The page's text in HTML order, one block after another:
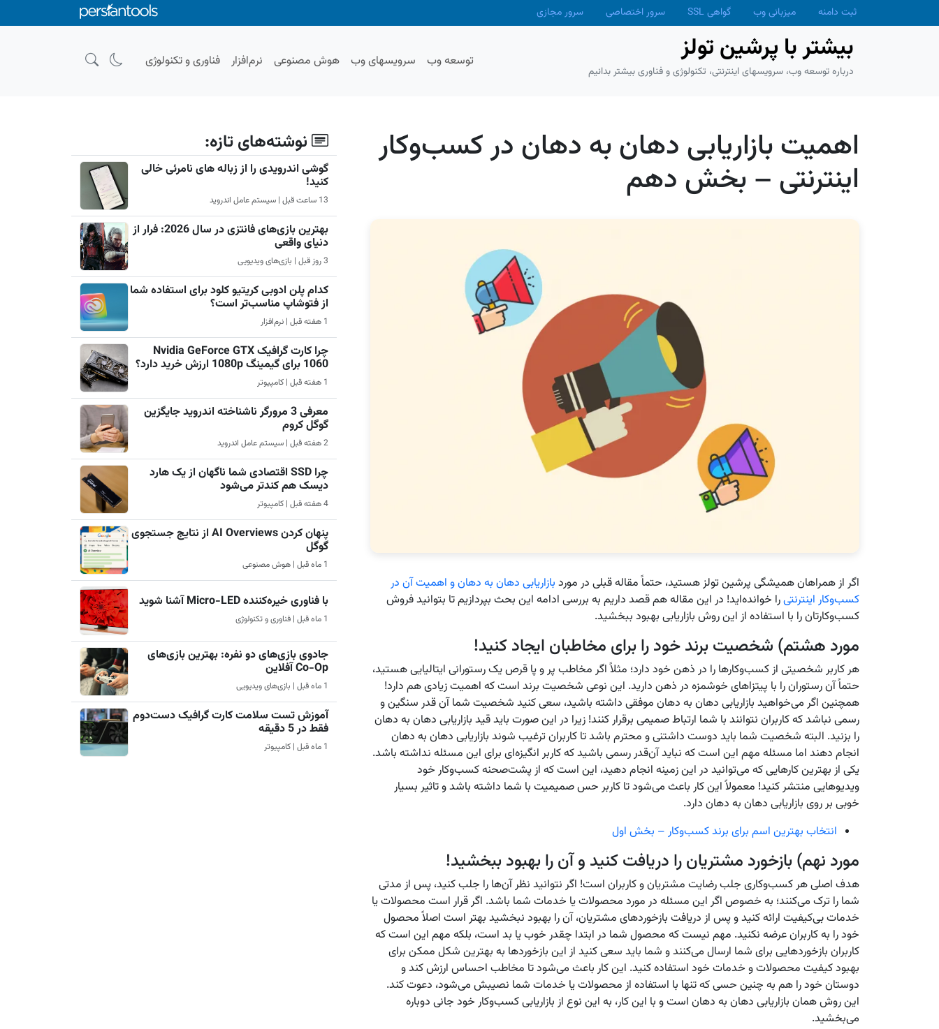
Skip to main contentثبت دامنه میزبانی وب گواهی SSL سرور اختصاصی سرور مجازی
بیشتر با پرشین تولز
درباره توسعه وب، سرویسهای اینترنتی، تکنولوژی و فناوری بیشتر بدانیم
توسعه وب سرویسهای وب هوش مصنوعی نرم‌افزار فناوری و تکنولوژی
اهمیت بازاریابی دهان به دهان در کسب‌وکار
اینترنتی – بخش دهم
اگر از همراهان همیشگی پرشین تولز هستید، حتماً مقاله قبلی در مورد بازاریابی دهان به دهان و اهمیت آن در
کسب‌وکار اینترنتیرا خوانده‌اید! در این مقاله هم قصد داریم به بررسی ادامه این بحث بپردازیم تا بتوانید فروش
کسب‌وکارتان را با استفاده از این روش بازاریابی بهبود ببخشید.
مورد هشتم) شخصیت برند خود را برای مخاطبان ایجاد کنید!
هر کاربر شخصیتی از کسب‌وکارها را در ذهن خود دارد؛ مثلاً اگر مخاطب پر و پا قرص یک رستورانی ایتالیایی هستید،
حتماً آن رستوران را با پیتزاهای خوشمزه در ذهن دارید. این نوعی شخصیت برند است که اهمیت زیادی هم دارد!
همچنین اگر می‌خواهید بازاریابی دهان به دهان موفقی داشته باشید، سعی کنید شخصیت شما آن قدر سنگین و
رسمی نباشد که کاربران نتوانند با شما ارتباط صمیمی برقرار کنند! زیرا در این صورت باید قید بازاریابی دهان به دهان
را بزنید. البته شخصیت شما باید دوست داشتنی و محترم باشد تا کاربران ترغیب شوند بازاریابی دهان به دهان
انجام دهند اما مسئله مهم این است که نباید آن‌قدر رسمی باشید که کاربر انگیزه‌ای برای این مسئله نداشته باشد.
یکی از بهترین کارهایی که می‌توانید در این زمینه انجام دهید، این است که از پشت‌صحنه کسب‌وکار خود
ویدیوهایی منتشر کنید! معمولاً این کار باعث می‌شود تا کاربر حس صمیمیت با شما داشته باشد و تاثیر بسیار
خوبی بر روی بازاریابی دهان به دهان دارد.
انتخاب بهترین اسم برای برند کسب‌وکار – بخش اول
مورد نهم) بازخورد مشتریان را دریافت کنید و آن را بهبود ببخشید!
هدف اصلی هر کسب‌وکاری جلب رضایت مشتریان و کاربران است! اگر نتوانید نظر آن‌ها را جلب کنید، پس از مدتی
شما را ترک می‌کنند؛ به خصوص اگر این مسئله در مورد محصولات یا خدمات شما باشد. اگر قرار است محصولات یا
خدمات بی‌کیفیت ارائه کنید و پس از دریافت بازخوردهای مشتریان، آن را بهبود نبخشید بهتر است اصلاً محصول
خود را به کاربران عرضه نکنید. مهم نیست که محصول شما در ابتدا چقدر خوب یا بد است، بلکه مهم این است که
کاربران بازخوردهایی برای شما ارسال می‌کنند و شما باید سعی کنید از این بازخوردها به بهترین شکل ممکن برای
بهبود کیفیت محصولات و خدمات خود استفاده کنید. این کار باعث می‌شود تا مخاطب احساس ارزش کند و
دوستان خود را هم به چنین حسی که تنها با استفاده از محصولات یا خدمات شما نصیبش می‌شود، دعوت کند.
این روش همان بازاریابی دهان به دهان است و با این کار، به این نوع از بازاریابی کسب‌وکار خود جانی دوباره
می‌بخشید.
نوشته‌های تازه:
گوشی اندرویدی را از زباله های نامرئی خالی
کنید!
13 ساعت قبل | سیستم عامل اندروید
بهترین بازی‌های فانتزی در سال 2026: فرار از
دنیای واقعی
3 روز قبل | بازی‌های ویدیویی
کدام پلن ادوبی کریتیو کلود برای استفاده شما
از فتوشاپ مناسب‌تر است؟
1 هفته قبل | نرم‌افزار
چرا کارت گرافیک Nvidia GeForce GTX
1060 برای گیمینگ 1080p ارزش خرید دارد؟
1 هفته قبل | کامپیوتر
معرفی 3 مرورگر ناشناخته اندروید جایگزین
گوگل کروم
2 هفته قبل | سیستم عامل اندروید
چرا SSD اقتصادی شما ناگهان از یک هارد
دیسک هم کندتر می‌شود
4 هفته قبل | کامپیوتر
پنهان کردن AI Overviews از نتایج جستجوی
گوگل
1 ماه قبل | هوش مصنوعی
با فناوری خیره‌کننده Micro-LED آشنا شوید
1 ماه قبل | فناوری و تکنولوژی
جادوی بازی‌های دو نفره: بهترین بازی‌های
Co-Op آفلاین
1 ماه قبل | بازی‌های ویدیویی
آموزش تست سلامت کارت گرافیک دست‌دوم
فقط در 5 دقیقه
1 ماه قبل | کامپیوتر